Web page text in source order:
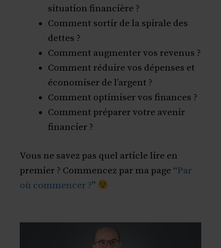
situation financière ?
Comment sortir de la spirale des
dettes ?
Comment augmenter vos revenus ?
Comment réduire vos dépenses et
économiser de l’argent ?
Comment optimiser vos finances ?
Comment préparer votre avenir
financier ?
Vous ne savez pas quel article lire en
premier ? Commencez par ma page “Par
où commencer ?”